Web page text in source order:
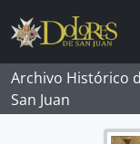
Skip to main content
Archivo Histórico
San Juan